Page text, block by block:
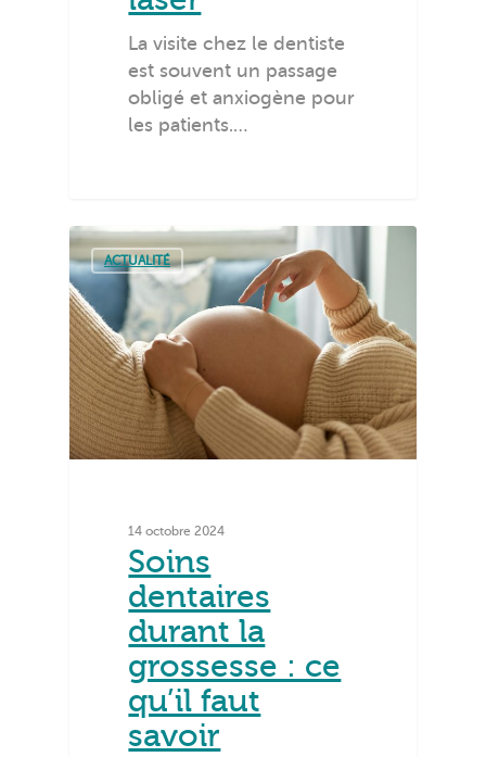
La visite chez le dentiste
est souvent un passage
obligé et anxiogène pour
les patients.…
ACTUALITÉ
14 octobre 2024
Soins
dentaires
durant la
grossesse : ce
qu’il faut
savoir